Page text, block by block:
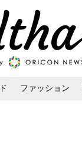
ファッション